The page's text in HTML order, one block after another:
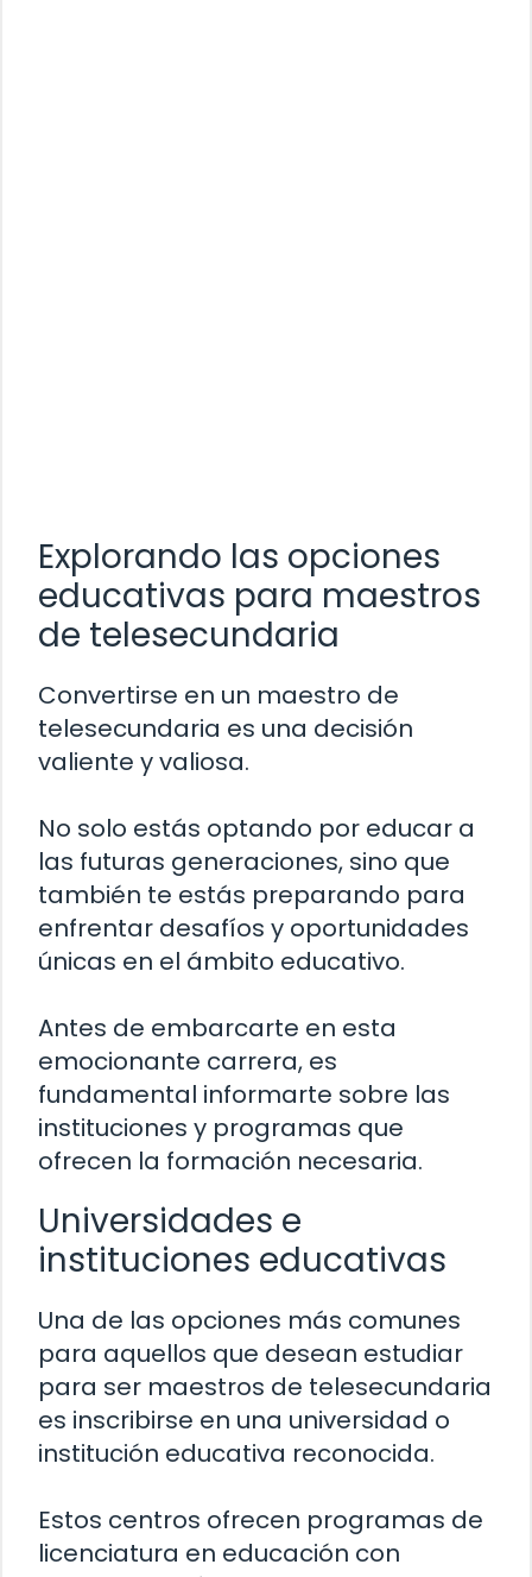
Explorando las opciones
educativas para maestros
de telesecundaria
Convertirse en un maestro de
telesecundaria es una decisión
valiente y valiosa.
No solo estás optando por educar a
las futuras generaciones, sino que
también te estás preparando para
enfrentar desafíos y oportunidades
únicas en el ámbito educativo.
Antes de embarcarte en esta
emocionante carrera, es
fundamental informarte sobre las
instituciones y programas que
ofrecen la formación necesaria.
Universidades e
instituciones educativas
Una de las opciones más comunes
para aquellos que desean estudiar
para ser maestros de telesecundaria
es inscribirse en una universidad o
institución educativa reconocida.
Estos centros ofrecen programas de
licenciatura en educación con